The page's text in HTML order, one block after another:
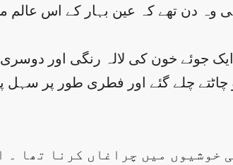
جوئے خون کی لالہ رنگی اور
چاٹتے چلے گئے اور فطری طور پر سہل
خوشیوں میں چراغاں کرنا تھا ۔